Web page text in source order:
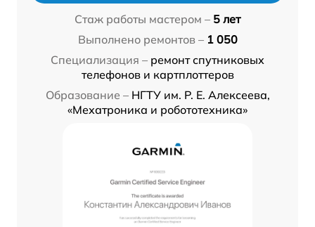
Стаж работы мастером – 5 лет
Выполнено ремонтов – 1 050
Специализация – ремонт спутниковых
телефонов и картплоттеров
Образование – НГТУ им. Р. Е. Алексеева,
«Мехатроника и робототехника»